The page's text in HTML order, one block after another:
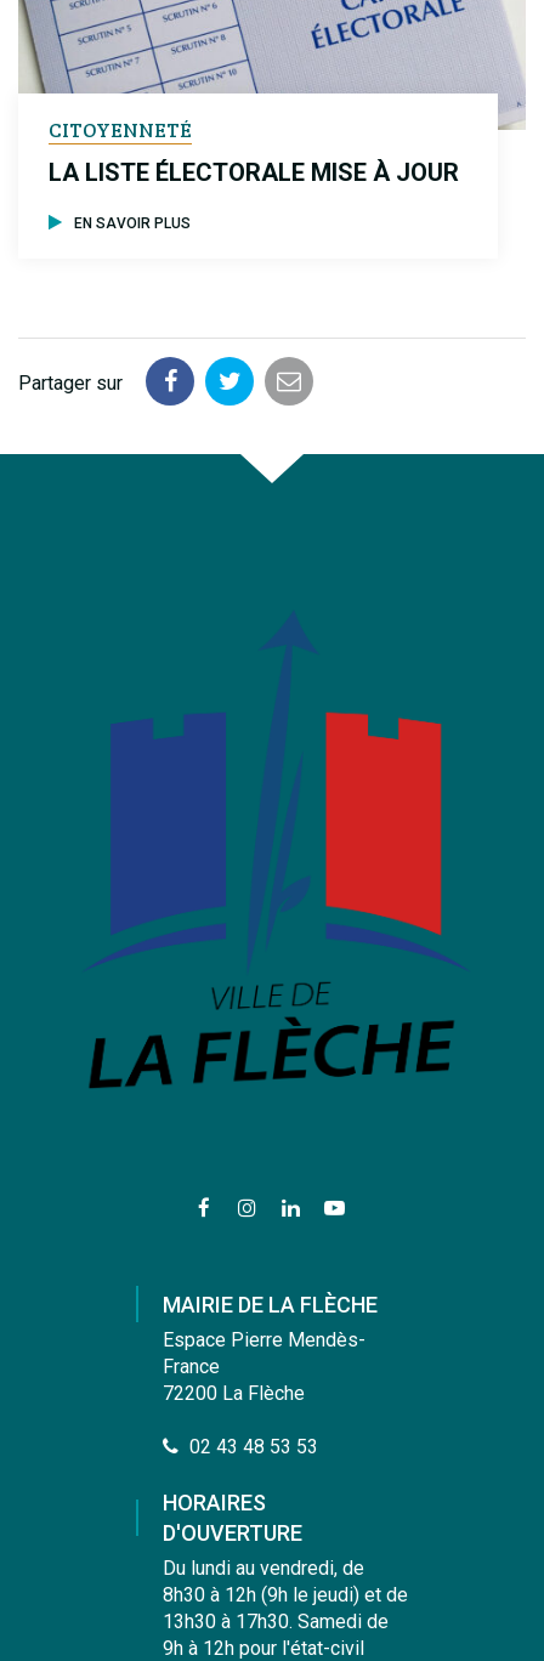
CITOYENNETÉ
LA LISTE ÉLECTORALE MISE À JOUR
EN SAVOIR PLUS
Partager sur
Partager
Facebook
Partager
Twitter
Partager
email
Lien
compte
Lien
compte
Lien
compte
chaîne
MAIRIE DE LA FLÈCHE
Espace Pierre Mendès-
France
72200 La Flèche
02 43 48 53 53
HORAIRES
D'OUVERTURE
Du lundi au vendredi, de
8h30 à 12h (9h le jeudi) et de
13h30 à 17h30. Samedi de
9h à 12h pour l'état-civil